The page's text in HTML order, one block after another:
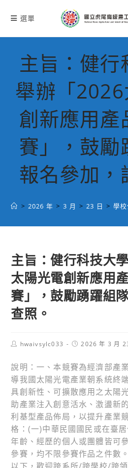
選單
主旨：健行
舉辦「
創新應用產
賽」，鼓勵
報名參加，
> 2026 年 > 3 月 > 23 日 > 學
主旨：健行科技大
太陽光電創新應用
賽」，鼓勵踴躍組
查照。
Posthwaivsylc033
Post2026 年 3 月
說明：一、本競賽為經濟部產
導我國太陽光電產業朝系統終
具創新性、可擴散應用之太陽
助產業注入創意活水、激盪新
利基型產品佈局，以提升產業
格：(一)中華民國國民或在臺
年齡、經歷的個人或團體皆可
參賽，均不限參賽作品之件數